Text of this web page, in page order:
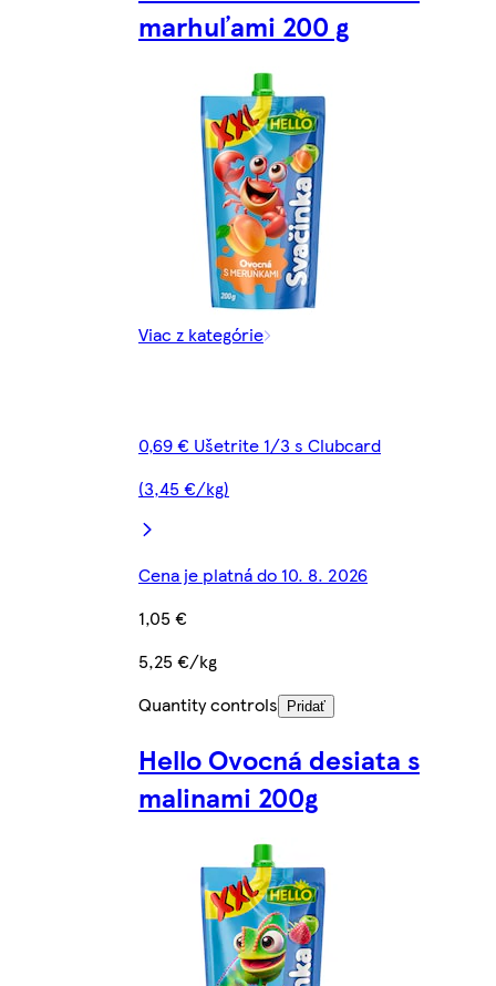
marhuľami 200 g
Viac z kategórie
0,69 € Ušetrite 1/3 s Clubcard
(3,45 €/kg)
Cena je platná do 10. 8. 2026
1,05 €
5,25 €/kg
Quantity controls
Pridať
Hello Ovocná desiata s
malinami 200g